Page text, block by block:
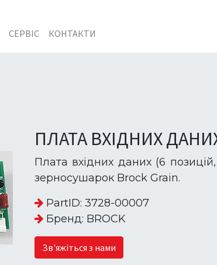
СЕРВІС КОНТАКТИ
ПЛАТА ВХІДНИХ
Плата вхідних даних (6
зерносушарок Brock Grain.
PartID: 3728-00007
Бренд: BROCK
Зв'яжіться з нами